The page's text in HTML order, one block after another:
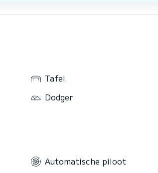
Tafel
Dodger
Automatische piloot